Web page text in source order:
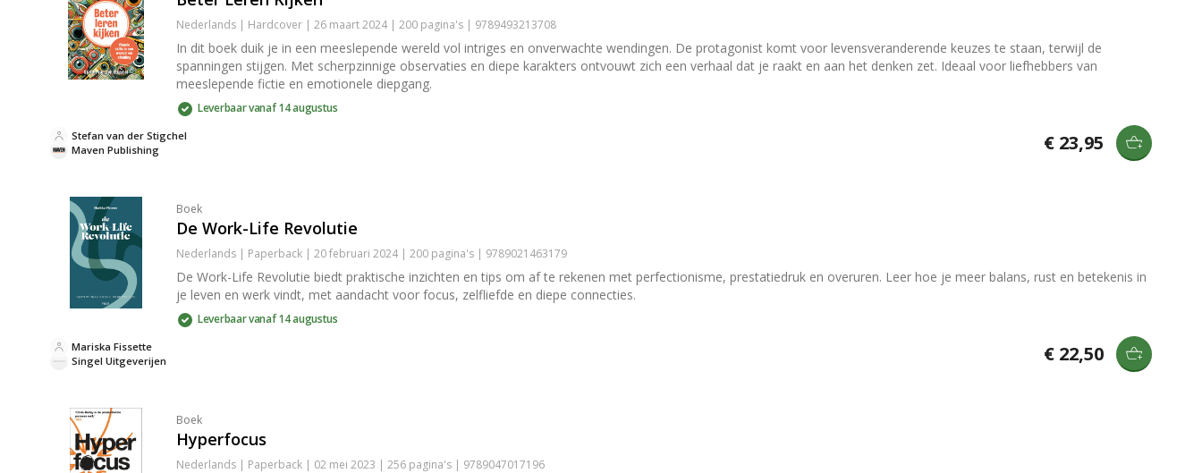
Nederlands | Hardcover | 26 maart 2024 | 200 pagina's | 9789493213708
In dit boek duik je in een meeslepende wereld vol intriges en onverwachte wendingen. De protagonist komt voor levensveranderende keuzes te staan, terwijl de
spanningen stijgen. Met scherpzinnige observaties en diepe karakters ontvouwt zich een verhaal dat je raakt en aan het denken zet. Ideaal voor liefhebbers van
meeslepende fictie en emotionele diepgang.
Leverbaar vanaf 14 augustus
Maven Publishing
Stefan van der Stigchel € 23,95
Boek
De Work-Life Revolutie
Nederlands | Paperback | 20 februari 2024 | 200 pagina's | 9789021463179
De Work-Life Revolutie biedt praktische inzichten en tips om af te rekenen met perfectionisme, prestatiedruk en overuren. Leer hoe je meer balans, rust en betekenis in
je leven en werk vindt, met aandacht voor focus, zelfliefde en diepe connecties.
Leverbaar vanaf 14 augustus
Singel Uitgeverijen
Mariska Fissette € 22,50
Boek
Hyperfocus
Nederlands | Paperback | 02 mei 2023 | 256 pagina's | 9789047017196